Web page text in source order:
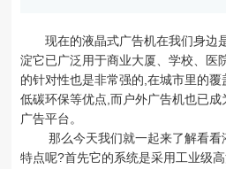
现在的液晶式广告机在我们身边
淀它已广泛用于商业大厦、学校、医
的针对性也是非常强的,在城市里的
低碳环保等优点,而户外广告机也已
广告平台。
那么今天我们就一起来了解看
特点呢?首先它的系统是采用工业级